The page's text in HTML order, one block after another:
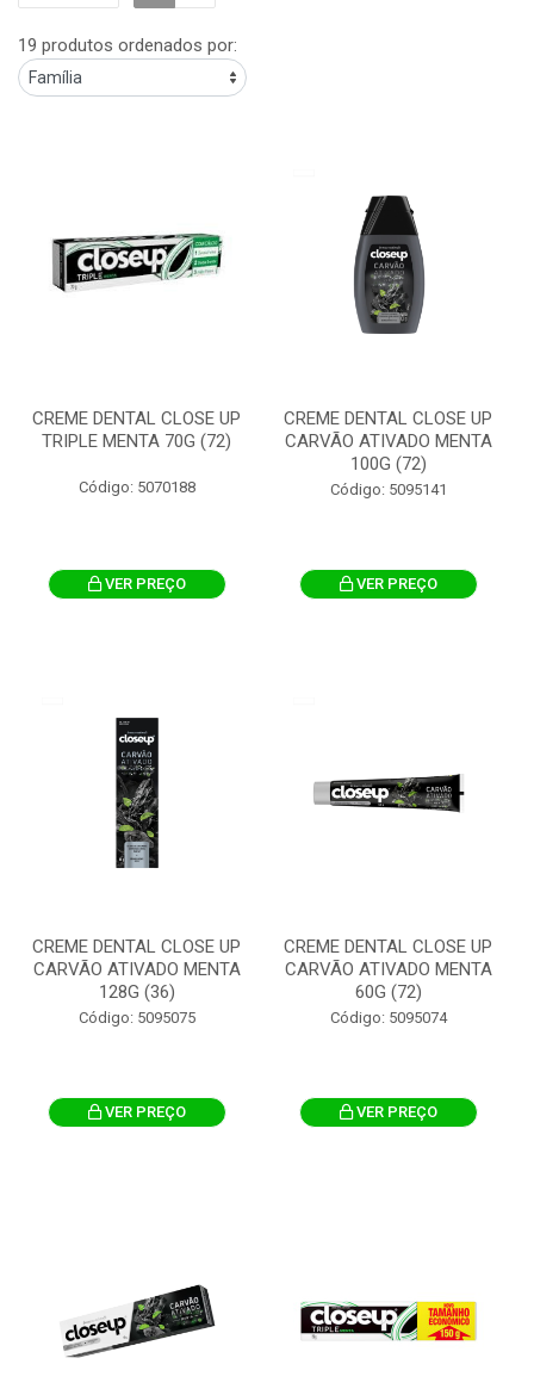
19 produtos ordenados por:
CREME DENTAL CLOSE UP
TRIPLE MENTA 70G (72)
Código: 5070188
VER PREÇO
CREME DENTAL CLOSE UP
CARVÃO ATIVADO MENTA
100G (72)
Código: 5095141
VER PREÇO
CREME DENTAL CLOSE UP
CARVÃO ATIVADO MENTA
128G (36)
Código: 5095075
VER PREÇO
CREME DENTAL CLOSE UP
CARVÃO ATIVADO MENTA
60G (72)
Código: 5095074
VER PREÇO